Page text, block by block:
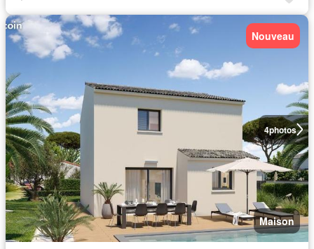
4photos
Nouveau
Maison